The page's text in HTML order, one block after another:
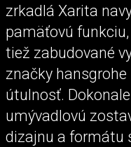
zrkadlá Xarita
pamäťovú
tiež zabudované
značky
útulnosť.
umývadlovú
dizajnu a formátu